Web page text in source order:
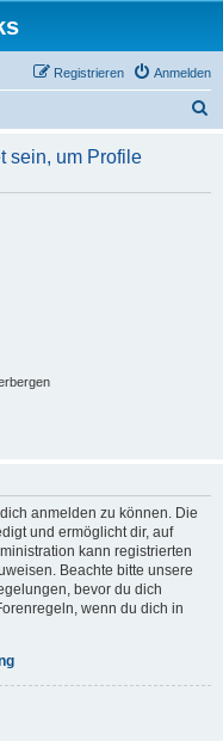
Anmelden
Registrieren
h
sein, um Profile
anmelden zu können. Die
und ermöglicht dir, auf
kann registrierten
Beachte bitte unsere
bevor du dich
wenn du dich in